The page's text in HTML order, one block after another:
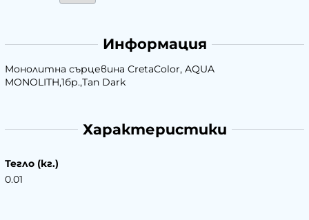
Информация
Монолитна сърцевина CretaColor, AQUA
MONOLITH,1бр.,Tan Dark
Характеристики
Тегло (кг.)
0.01